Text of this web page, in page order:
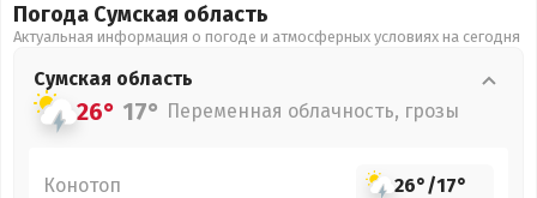
Погода Сумская область
Актуальная информация о погоде и атмосферных условиях на сегодня
Сумская область
26° 17° Переменная облачность, грозы
Конотоп 26°/17°